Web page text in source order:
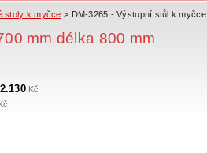
stoly k myčce > DM-3265 - Výstupní stůl k myčce
mm délka 800 mm
Kč